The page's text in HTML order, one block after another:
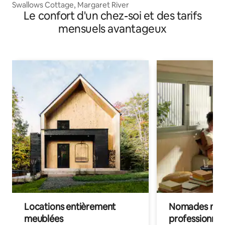
Swallows Cottage, Margaret River
Le confort d'un chez-soi et des tarifs
mensuels avantageux
Locations entièrement
meublées
Nomades